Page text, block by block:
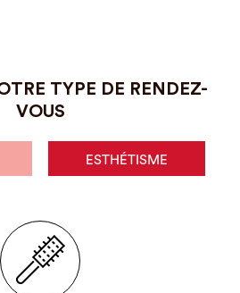
TYPE DE RENDEZ-
VOUS
ESTHÉTISME